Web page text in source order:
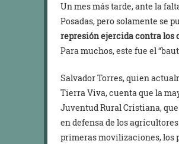
Un mes más tarde, ante la
Posadas, pero solamente se
represión ejercida contra los
Para muchos, este fue el
Salvador Torres, quien
Tierra Viva, cuenta que la
Juventud Rural Cristiana,
en defensa de los
primeras movilizaciones, los